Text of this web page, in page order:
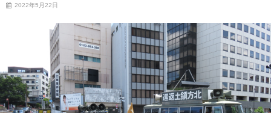
2022年5月22日